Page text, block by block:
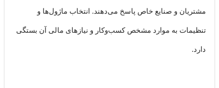
مشتریان و صنایع خاص پاسخ می‌دهند. انتخاب ماژول‌ها و
تنظیمات به موارد مشخص کسب‌وکار و نیازهای مالی آن بستگی
دارد.